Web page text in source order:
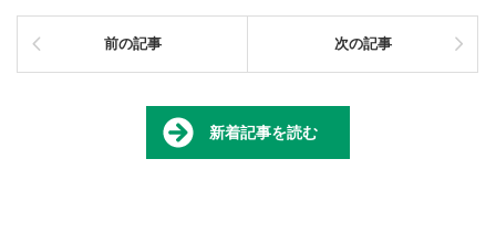
前の記事 次の記事
新着記事を読む